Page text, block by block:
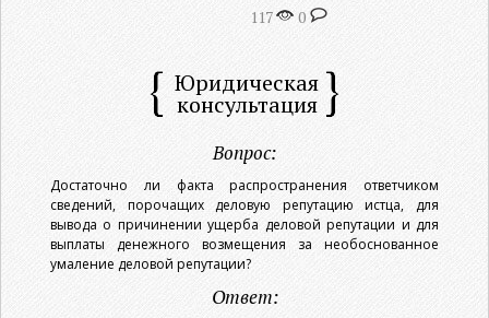
117 0
Юридическая
консультация
Вопрос:
Достаточно ли факта распространения ответчиком
сведений, порочащих деловую репутацию истца, для
вывода о причинении ущерба деловой репутации и для
выплаты денежного возмещения за необоснованное
умаление деловой репутации?
Ответ: